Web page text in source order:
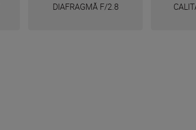
DIAFRAGMĂ F/2.8